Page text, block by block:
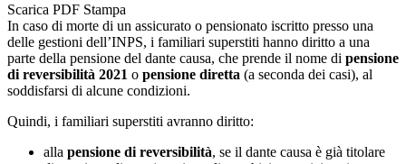
Scarica PDF Stampa
In caso di morte di un assicurato o pensionato iscritto presso una
delle gestioni dell’INPS, i familiari superstiti hanno diritto a una
parte della pensione del dante causa, che prende il nome di pensione
di reversibilità 2021 o pensione diretta (a seconda dei casi), al
soddisfarsi di alcune condizioni.
Quindi, i familiari superstiti avranno diritto:
alla pensione di reversibilità, se il dante causa è già titolare